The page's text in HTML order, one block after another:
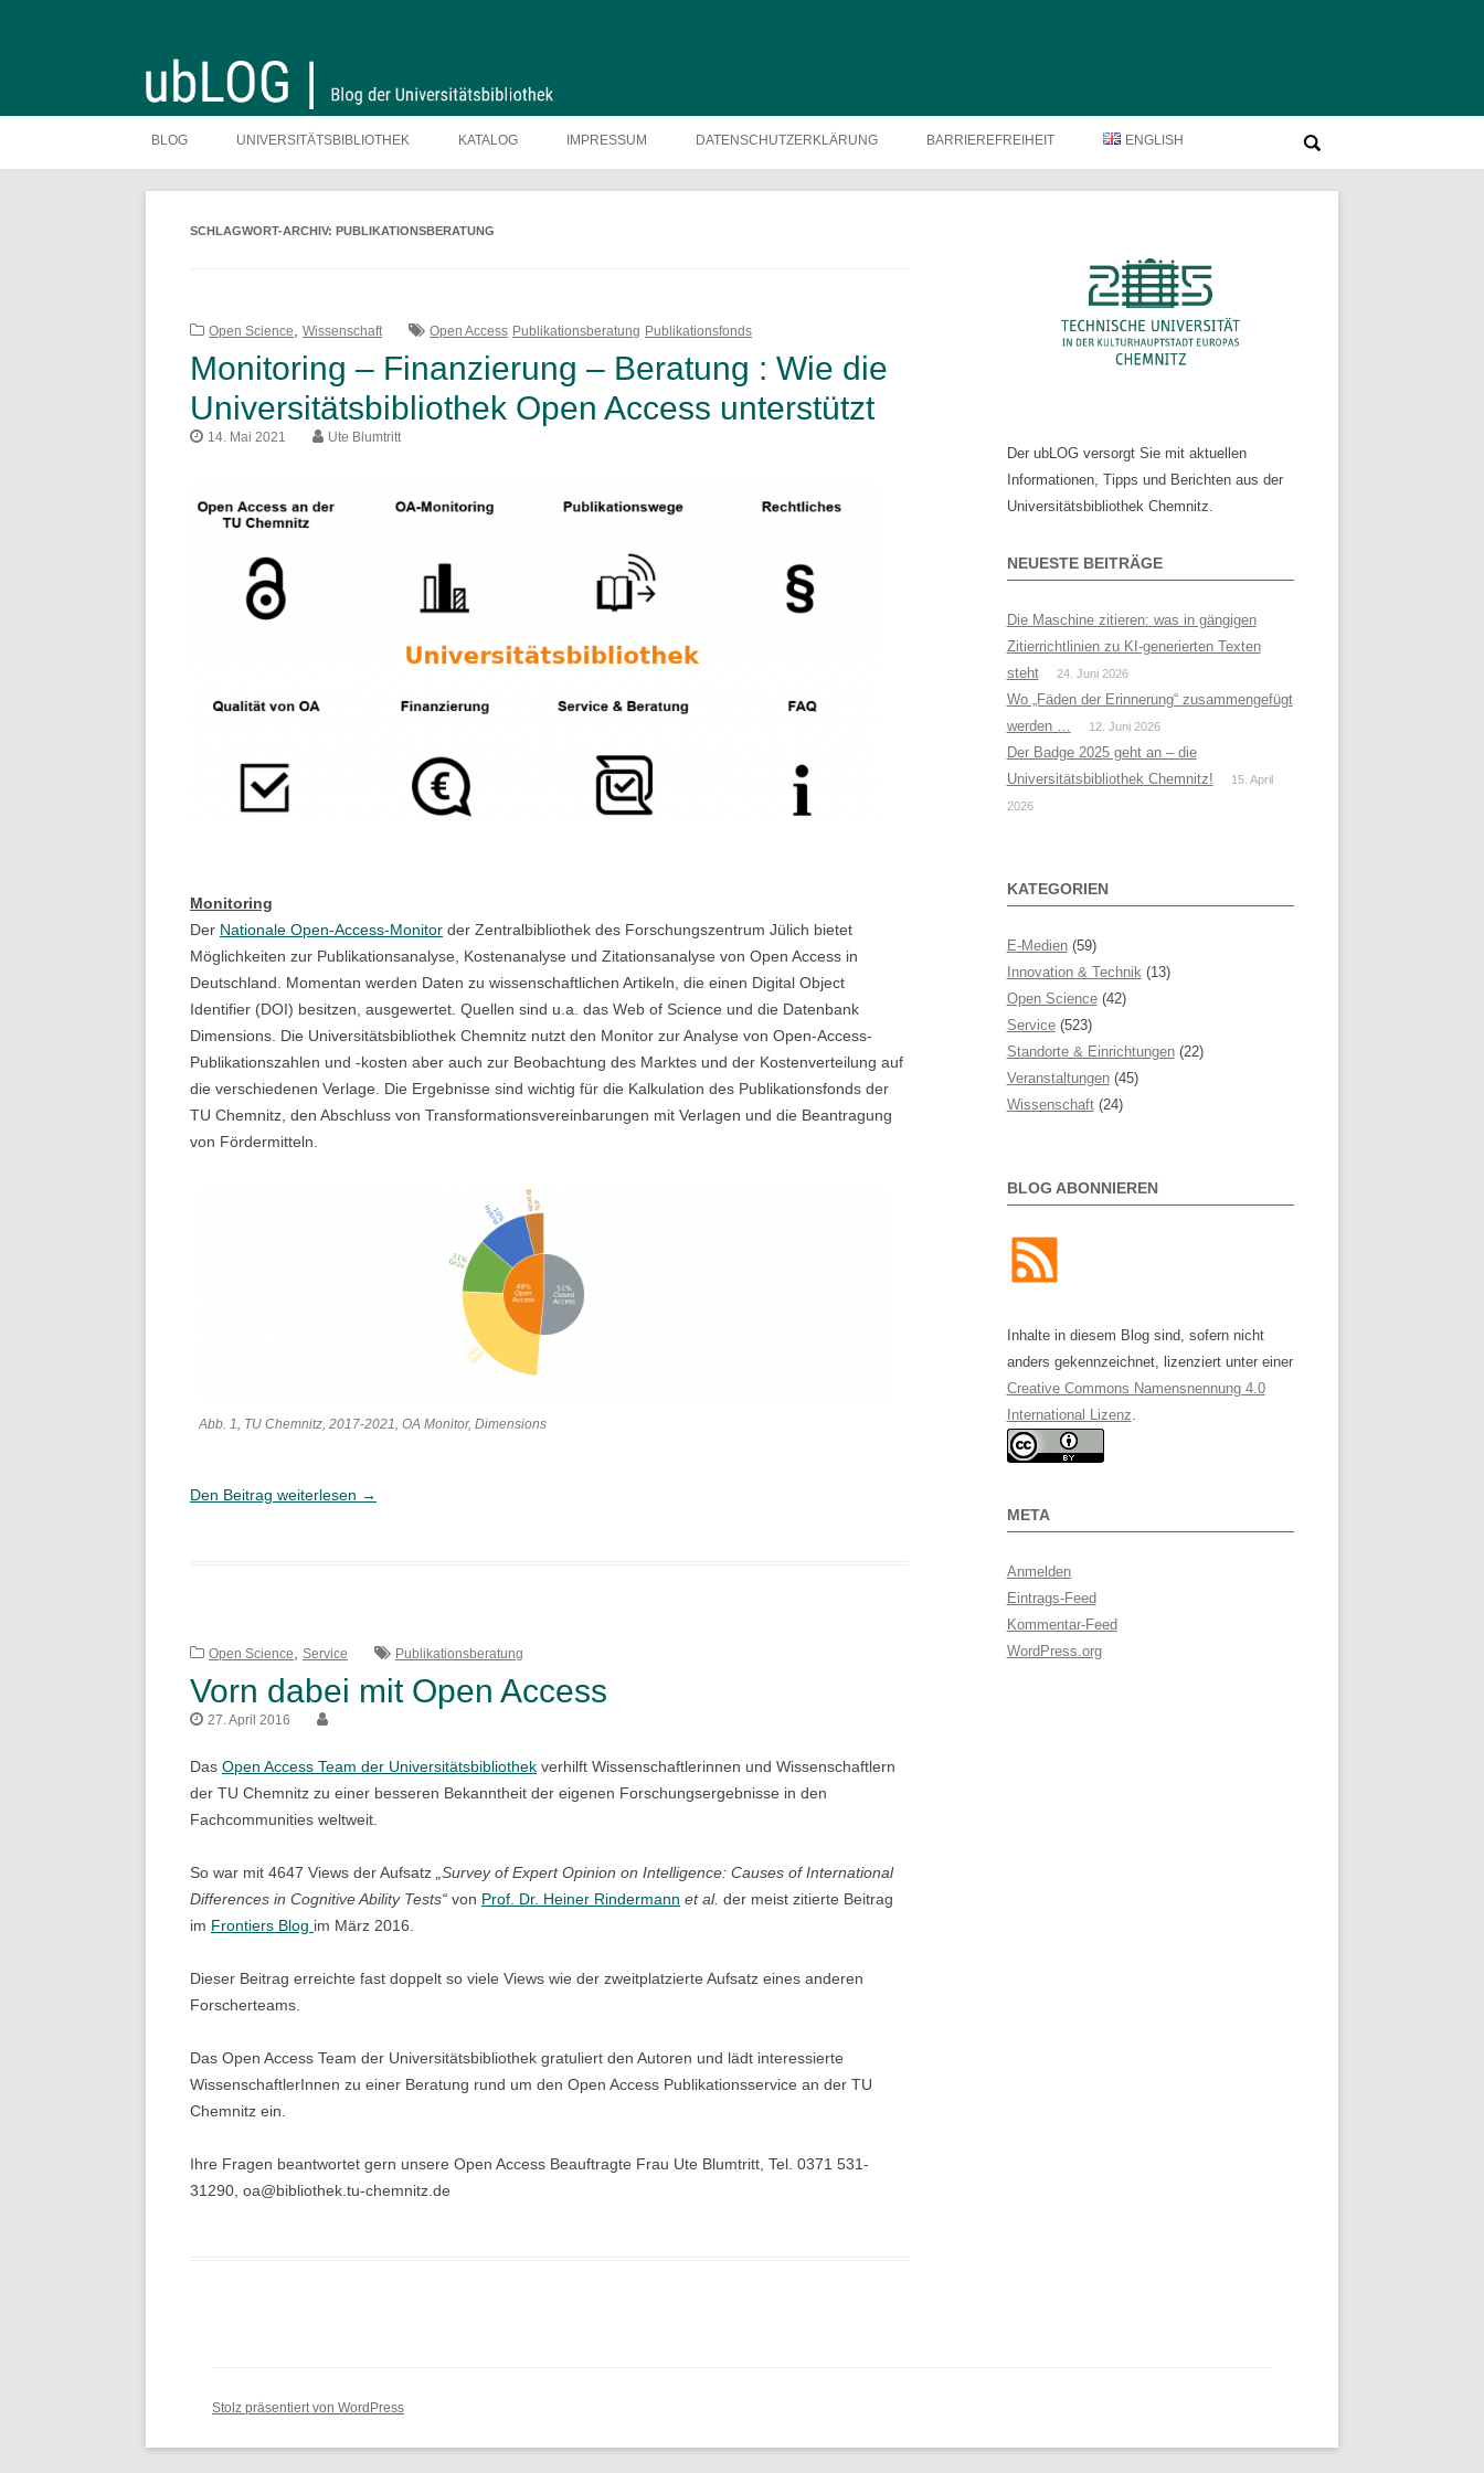
Inhalt
BLOG UNIVERSITÄTSBIBLIOTHEK KATALOG IMPRESSUM DATENSCHUTZERKLÄRUNG BARRIEREFREIHEIT ENGLISH
nach:
SCHLAGWORT-ARCHIV: PUBLIKATIONSBERATUNG
Open Science, Wissenschaft Open Access Publikationsberatung Publikationsfonds
Monitoring – Finanzierung – Beratung : Wie die
Universitätsbibliothek Open Access unterstützt
14. Mai 2021 Ute Blumtritt
Monitoring
Der Nationale Open-Access-Monitor der Zentralbibliothek des Forschungszentrum Jülich bietet
Möglichkeiten zur Publikationsanalyse, Kostenanalyse und Zitationsanalyse von Open Access in
Deutschland. Momentan werden Daten zu wissenschaftlichen Artikeln, die einen Digital Object
Identifier (DOI) besitzen, ausgewertet. Quellen sind u.a. das Web of Science und die Datenbank
Dimensions. Die Universitätsbibliothek Chemnitz nutzt den Monitor zur Analyse von Open-Access-
Publikationszahlen und -kosten aber auch zur Beobachtung des Marktes und der Kostenverteilung auf
die verschiedenen Verlage. Die Ergebnisse sind wichtig für die Kalkulation des Publikationsfonds der
TU Chemnitz, den Abschluss von Transformationsvereinbarungen mit Verlagen und die Beantragung
von Fördermitteln.
Abb. 1, TU Chemnitz, 2017-2021, OA Monitor, Dimensions
Den Beitrag weiterlesen Monitoring
Wie
Universitätsbibliothek
Access
unterstützt
→
Open Science Service Publikationsberatung
Vorn dabei mit Open Access
27. April 2016
Das Open Access Team der Universitätsbibliothek verhilft Wissenschaftlerinnen und Wissenschaftlern
der TU Chemnitz zu einer besseren Bekanntheit der eigenen Forschungsergebnisse in den
Fachcommunities weltweit.
So war mit 4647 Views der Aufsatz „Survey of Expert Opinion on Intelligence: Causes of International
Differences in Cognitive Ability Tests“ von Prof. Dr. Heiner Rindermann et al. der meist zitierte Beitrag
im Frontiers Blog im März 2016.
Dieser Beitrag erreichte fast doppelt so viele Views wie der zweitplatzierte Aufsatz eines anderen
Forscherteams.
Das Open Access Team der Universitätsbibliothek gratuliert den Autoren und lädt interessierte
WissenschaftlerInnen zu einer Beratung rund um den Open Access Publikationsservice an der TU
Chemnitz ein.
Ihre Fragen beantwortet gern unsere Open Access Beauftragte Frau Ute Blumtritt, Tel. 0371 531-
31290, oa@bibliothek.tu-chemnitz.de
Der ubLOG versorgt Sie mit aktuellen
Informationen, Tipps und Berichten aus der
Universitätsbibliothek Chemnitz.
NEUESTE BEITRÄGE
Die Maschine zitieren: was in gängigen
Zitierrichtlinien zu KI-generierten Texten
steht
24. Juni 2026
Wo „Fäden der Erinnerung“ zusammengefügt
werden …
12. Juni 2026
Der Badge 2025 geht an – die
Universitätsbibliothek Chemnitz!
15. April
2026
KATEGORIEN
E-Medien(59)
Innovation & Technik(13)
Open Science(42)
Service(523)
Standorte & Einrichtungen(22)
Veranstaltungen(45)
Wissenschaft(24)
BLOG ABONNIEREN
Inhalte in diesem Blog sind, sofern nicht
anders gekennzeichnet, lizenziert unter einer
Creative Commons Namensnennung 4.0
International Lizenz.
META
Anmelden
Eintrags-Feed
Kommentar-Feed
WordPress.org
Stolz präsentiert von WordPress